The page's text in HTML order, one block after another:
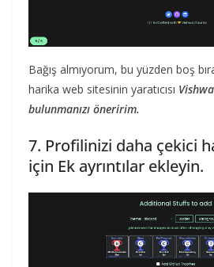
Bağış almıyorum, bu yüzden boş
harika web sitesinin yaratıcısı
bulunmanızı öneririm.
7. Profilinizi daha çekici
için Ek ayrıntılar ekleyin.